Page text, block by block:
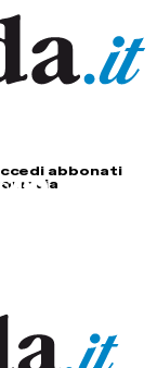
abbonati